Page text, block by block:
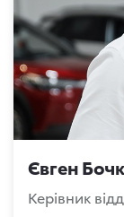
Євген
Керівник